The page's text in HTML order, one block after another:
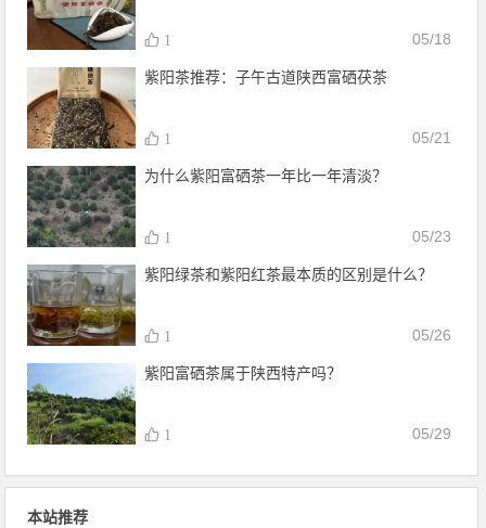
1 05/18
紫阳茶推荐：子午古道陕西富硒茯茶
1 05/21
为什么紫阳富硒茶一年比一年清淡？
1 05/23
紫阳绿茶和紫阳红茶最本质的区别是什么？
1 05/26
紫阳富硒茶属于陕西特产吗？
1 05/29
本站推荐